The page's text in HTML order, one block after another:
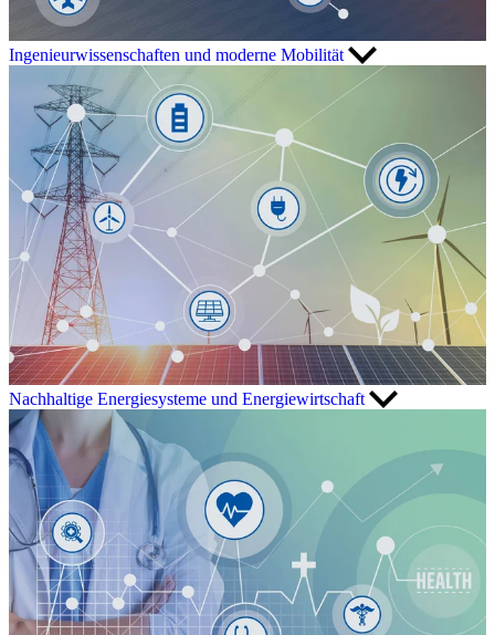
Ingenieurwissenschaften und moderne Mobilität
Nachhaltige Energiesysteme und Energiewirtschaft